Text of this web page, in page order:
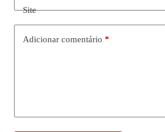
Site
Adicionar comentário *